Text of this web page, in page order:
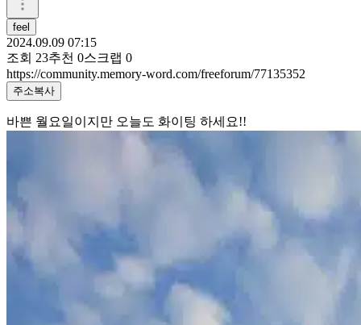
feel
2024.09.09 07:15
조회 23추천 0스크랩 0
https://community.memory-word.com/freeforum/77135352
주소복사
바쁜 월요일이지만 오늘도 화이팅 하세요!!